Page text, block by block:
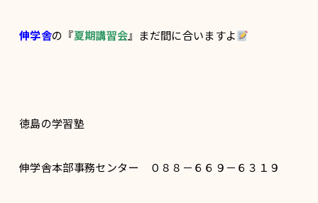
伸学舎の『夏期講習会』まだ間に合いますよ
徳島の学習塾
伸学舎本部事務センター ０８８－６６９－６３１９